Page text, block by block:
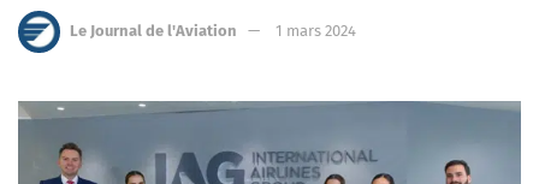
Le Journal de l'Aviation 1 mars 2024